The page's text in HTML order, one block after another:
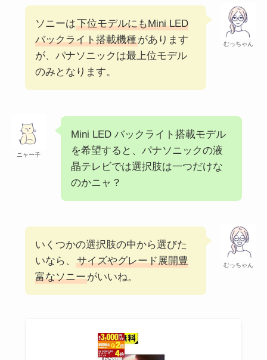
むっちゃん
ソニーは下位モデルにもMini LED
バックライト搭載機種があります
が、パナソニックは最上位モデル
のみとなります。
ニャー子
Mini LED バックライト搭載モデル
を希望すると、パナソニックの液
晶テレビでは選択肢は一つだけな
のかニャ？
むっちゃん
いくつかの選択肢の中から選びた
いなら、
サイズやグレード展開豊
富なソニーがいいね。